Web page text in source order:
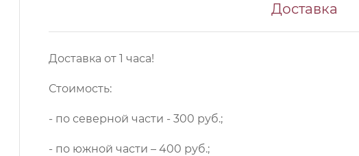
Доставка
Доставка от 1 часа!
Стоимость:
- по северной части - 300 руб.;
- по южной части – 400 руб.;